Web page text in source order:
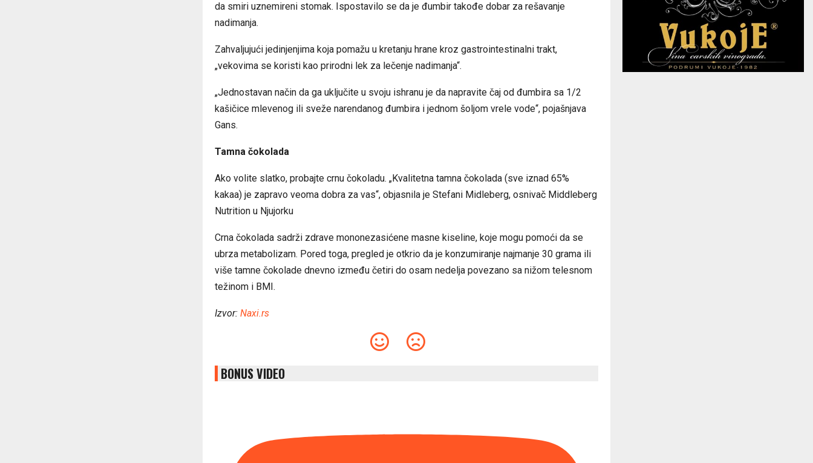
da smiri uznemireni stomak. Ispostavilo se da je đumbir takođe dobar za rešavanje
nadimanja.
Zahvaljujući jedinjenjima koja pomažu u kretanju hrane kroz gastrointestinalni trakt,
„vekovima se koristi kao prirodni lek za lečenje nadimanja“.
„Jednostavan način da ga uključite u svoju ishranu je da napravite čaj od đumbira sa 1/2
kašičice mlevenog ili sveže narendanog đumbira i jednom šoljom vrele vode“, pojašnjava
Gans.
Tamna čokolada
Ako volite slatko, probajte crnu čokoladu. „Kvalitetna tamna čokolada (sve iznad 65%
kakaa) je zapravo veoma dobra za vas“, objasnila je Stefani Midleberg, osnivač Middleberg
Nutrition u Njujorku
Crna čokolada sadrži zdrave mononezasićene masne kiseline, koje mogu pomoći da se
ubrza metabolizam. Pored toga, pregled je otkrio da je konzumiranje najmanje 30 grama ili
više tamne čokolade dnevno između četiri do osam nedelja povezano sa nižom telesnom
težinom i BMI.
Izvor: Naxi.rs
BONUS VIDEO